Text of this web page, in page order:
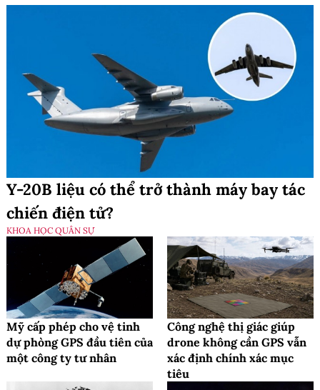
Y-20B liệu có thể trở thành máy bay tác
chiến điện tử?
KHOA HỌC QUÂN SỰ
Mỹ cấp phép cho vệ tinh
dự phòng GPS đầu tiên của
một công ty tư nhân
Công nghệ thị giác giúp
drone không cần GPS vẫn
xác định chính xác mục
tiêu